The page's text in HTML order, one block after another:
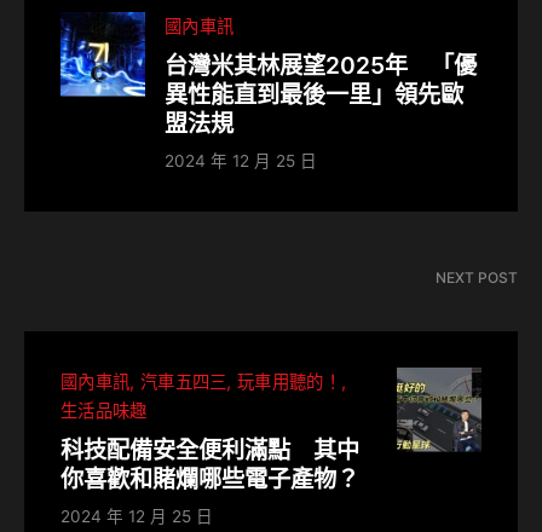
國內車訊
台灣米其林展望2025年 「優
異性能直到最後一里」領先歐
盟法規
2024 年 12 月 25 日
NEXT POST
國內車訊 汽車五四三 玩車用聽的！
生活品味趣
科技配備安全便利滿點 其中
你喜歡和賭爛哪些電子產物？
2024 年 12 月 25 日